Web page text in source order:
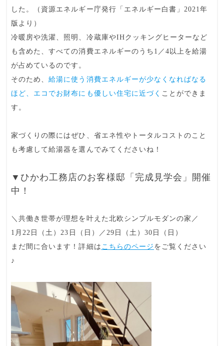
した。（資源エネルギー庁発行「エネルギー白書」2021年
版より）
冷暖房や洗濯、照明、冷蔵庫やIHクッキングヒーターなど
も含めた、すべての消費エネルギーのうち1／4以上を給湯
が占めているのです。
そのため、給湯に使う消費エネルギーが少なくなればなる
ほど、エコでお財布にも優しい住宅に近づく ことができま
す。
家づくりの際にはぜひ、省エネ性やトータルコストのこと
も考慮して給湯器を選んでみてくださいね！
▼ひかわ工務店のお客様邸「完成見学会」開催
中！
＼共働き世帯が理想を叶えた北欧シンプルモダンの家／
1月22日（土）23日（日）／29日（土）30日（日）
まだ間に合います！詳細は こちらのページ をご覧ください
♪